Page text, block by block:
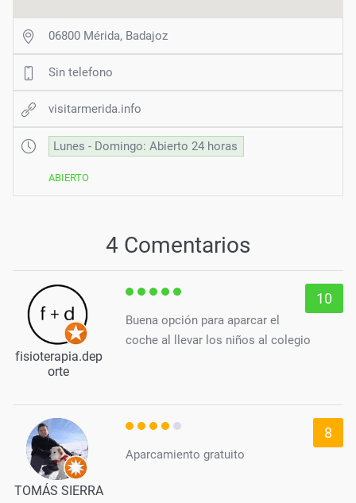
06800 Mérida, Badajoz
Sin telefono
visitarmerida.info
Lunes - Domingo: Abierto 24 horas
ABIERTO
4 Comentarios
fisioterapia.dep
orte
10
Buena opción para aparcar el
coche al llevar los niños al colegio
TOMÁS SIERRA
8
Aparcamiento gratuito